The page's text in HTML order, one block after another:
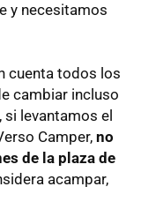
y necesitamos
cuenta todos los
cambiar incluso
levantamos el
Camper, no
de la plaza de
acampar,